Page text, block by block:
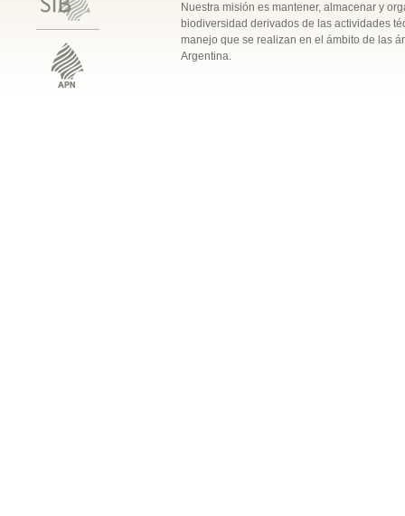
Nuestra misión es mantener, almacenar y
biodiversidad derivados de las actividades
manejo que se realizan en el ámbito de las
Argentina.